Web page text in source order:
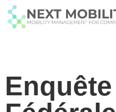
Enquête